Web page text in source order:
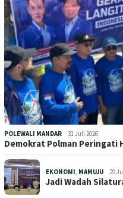
POLEWALI MANDAR 31 Juli 2026
Demokrat Polman Peringati
EKONOMI, MAMUJU 29
Jadi Wadah